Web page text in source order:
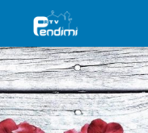
in the database]